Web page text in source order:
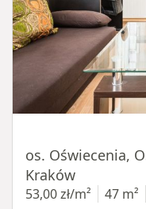
os. Oświecenia,
Kraków
53,00 zł/m² 47 m²